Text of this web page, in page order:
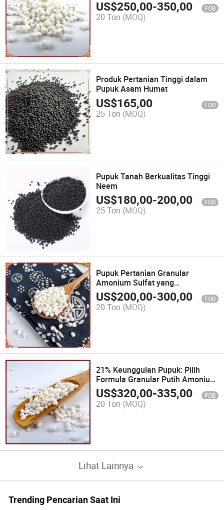
US$250,00-350,00 FOB
20 Ton (MOQ)
Produk Pertanian Tinggi dalam
Pupuk Asam Humat
US$165,00 FOB
25 Ton (MOQ)
Pupuk Tanah Berkualitas Tinggi
Neem
US$180,00-200,00 FOB
25 Ton (MOQ)
Pupuk Pertanian Granular
Amonium Sulfat yang
Sepenuhnya Larut dengan
Nitrogen dan Sulfur
US$200,00-300,00 FOB
20 Ton (MOQ)
21% Keunggulan Pupuk: Pilih
Formula Granular Putih Amonium
Sulfat Kami 20
US$320,00-335,00 FOB
20 Ton (MOQ)
Lihat Lainnya
Trending Pencarian Saat Ini